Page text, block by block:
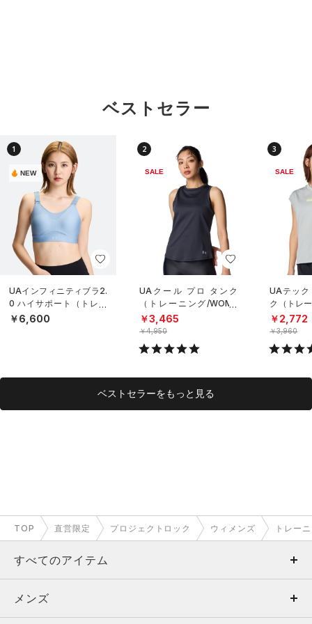
ベストセラー
1
NEW
UAインフィニティブラ2.
0 ハイサポート（トレー
ニング/WOMEN）
￥6,600
2
SALE
UAクール プロ タンク
（トレーニング/WOME
N）
￥3,465
￥4,950
3
SALE
UAテック
ク（トレ
N）
￥2,772
￥3,960
ベストセラーをもっと見る
TOP 直営限定 プロジェクトロック ウィメンズ トレー
すべてのアイテム
メンズ
メンズ